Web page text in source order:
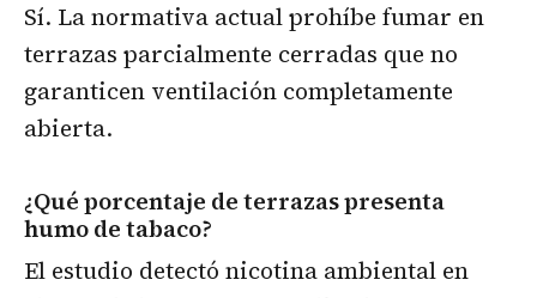
Sí. La normativa actual prohíbe fumar en
terrazas parcialmente cerradas que no
garanticen ventilación completamente
abierta.
¿Qué porcentaje de terrazas presenta
humo de tabaco?
El estudio detectó nicotina ambiental en